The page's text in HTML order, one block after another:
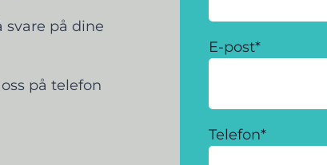
svare på dine
på telefon
E-post*
Telefon*